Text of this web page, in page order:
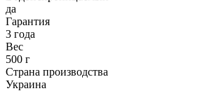
да
Гарантия
3 года
Вес
500 г
Страна производства
Украина